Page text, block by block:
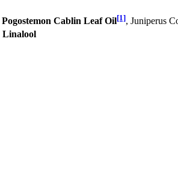
Pogostemon Cablin Leaf Oil[1], Juniperus
Linalool